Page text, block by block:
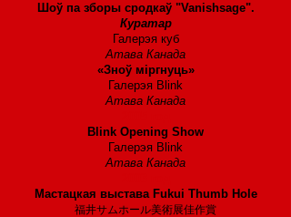
Шоў па зборы сродкаў "Vanishsage".
Куратар
Галерэя куб
Атава Канада
«Зноў міргнуць»
Галерэя Blink
Атава Канада
Blink Opening Show
Галерэя Blink
Атава Канада
Мастацкая выстава Fukui Thumb Hole
福井サムホール美術展佳作賞